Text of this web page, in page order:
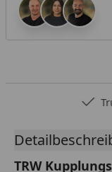
TRW